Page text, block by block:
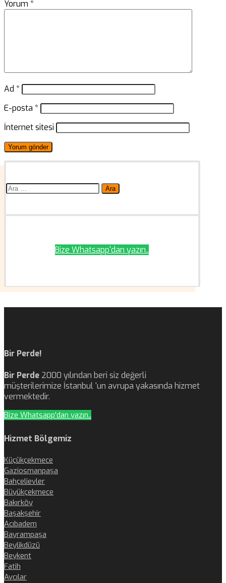
Yorum *
Ad *
E-posta *
İnternet sitesi
Arama:
Bize Whatsapp'dan yazın..
Bir Perde!
Bir Perde 2000 yılından beri siz değerli
müşterilerimize İstanbul ‘un avrupa yakasında hizmet
vermektedir.
Bize Whatsapp'dan yazın..
Hizmet Bölgemiz
Küçükçekmece
Gaziosmanpaşa
Bahçelievler
Büyükçekmece
Bakırköy
Başakşehir
Acıbadem
Bayrampaşa
Beylikdüzü
Beykent
Fatih
Avcılar